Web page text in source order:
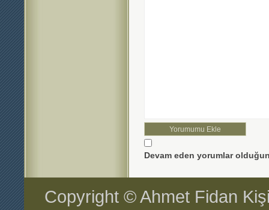
Devam eden yorumlar
Copyright © Ahmet Fidan